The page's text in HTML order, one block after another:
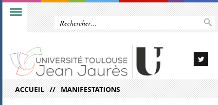
ACCUEIL MANIFESTATIONS